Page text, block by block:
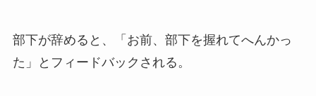
部下が辞めると、「お前、部下を握れてへんかっ
た」とフィードバックされる。